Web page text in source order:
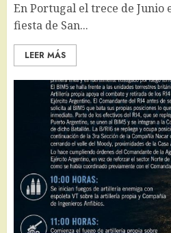
En Portugal el trece de Junio
fiesta de San...
LEER MÁS